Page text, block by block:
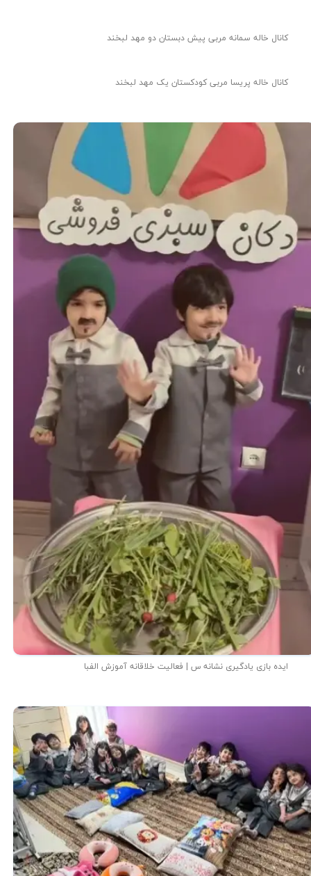
کانال خاله سمانه مربی پیش دبستان دو مهد لبخند
کانال خاله پریسا مربی کودکستان یک مهد لبخند
ایده بازی یادگیری نشانه س | فعالیت خلاقانه آموزش الفبا